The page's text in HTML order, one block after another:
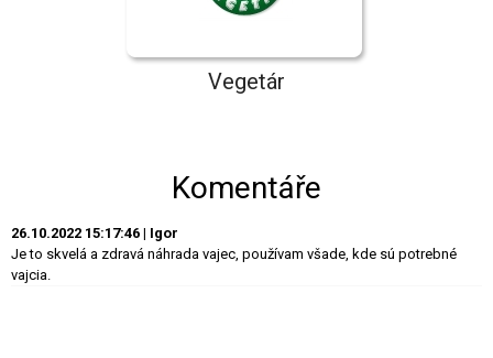
Vegetár
Komentáře
26.10.2022 15:17:46 | Igor
Je to skvelá a zdravá náhrada vajec, používam všade, kde sú potrebné
vajcia.